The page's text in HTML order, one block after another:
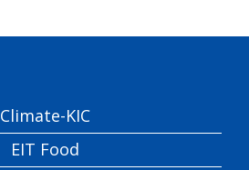
Climate-KIC
EIT Food